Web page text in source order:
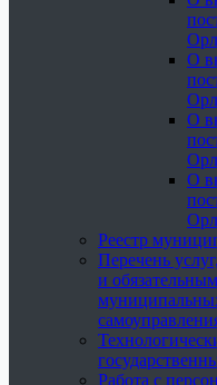
О
О
О
Реестр
Перечень
и
Работа с